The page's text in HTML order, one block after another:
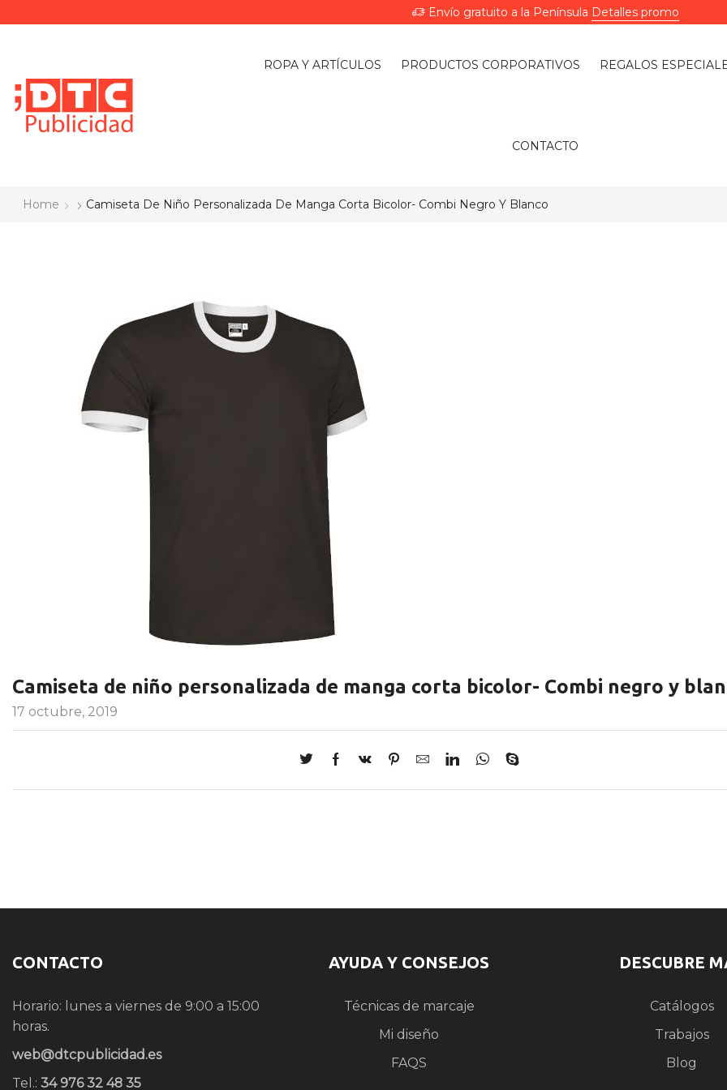
Envío gratuito a la Península Detalles promo
ROPA Y ARTÍCULOS PRODUCTOS CORPORATIVOS REGALOS
CONTACTO
Home Camiseta De Niño Personalizada De Manga Corta Bicolor- Combi Negro Y Blanco
Camiseta de niño personalizada de manga corta bicolor- Combi negro y
17 octubre, 2019
CONTACTO
Horario: lunes a viernes de 9:00 a 15:00
horas.
web@dtcpublicidad.es
Tel.: 34 976 32 48 35
AYUDA Y CONSEJOS
Técnicas de marcaje
Mi diseño
FAQS
DESCUBRE
Catálogos
Trabajos
Blog